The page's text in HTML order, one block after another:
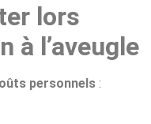
lors
à l’aveugle
personnels :